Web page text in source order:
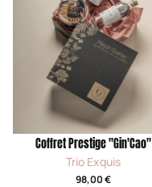
Coffret Prestige "Gin'Cao"
Trio Exquis
98,00 €